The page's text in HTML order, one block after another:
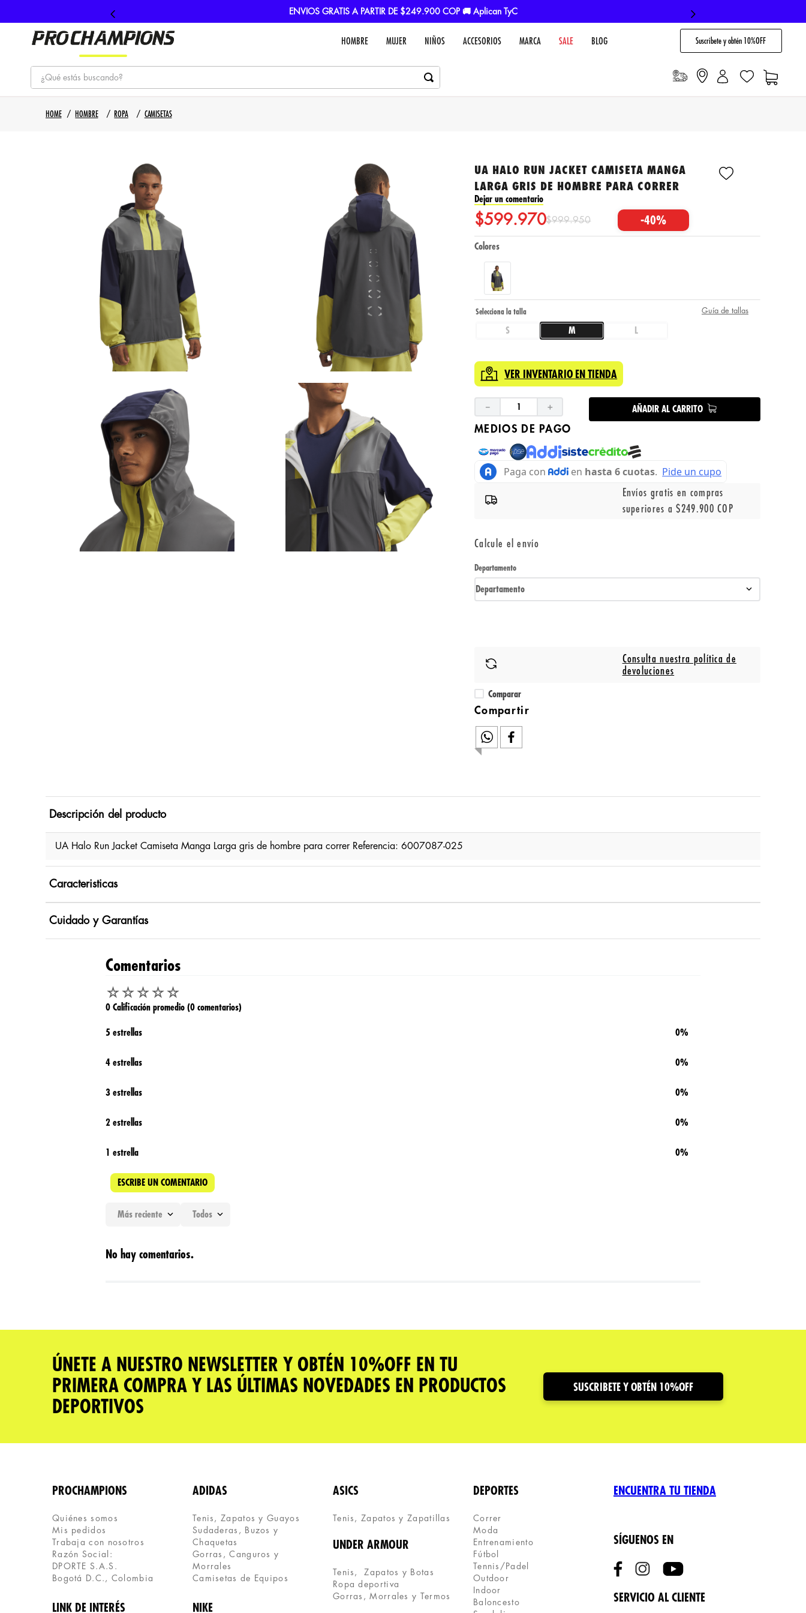
ENVIOS GRATIS A PARTIR DE $249.900 COP 🚚 Aplican TyC
HOMBRE MUJER NIÑOS ACCESORIOS MARCA SALE BLOG Suscribete y obtén 10%OFF
¿Qué estás buscando?
1. tenis
HOMBRE ROPA CAMISETAS
UA HALO RUN JACKET CAMISETA MANGA
LARGA GRIS DE HOMBRE PARA CORRER
Dejar un comentario
$599.970$999.950 -40%
Colores
S M L
Guía de tallas
VER INVENTARIO EN TIENDA
＋
－ AÑADIR AL CARRITO
MEDIOS DE PAGO
Envíos gratis en compras
superiores a $249.900 COP
Calcule el envío
Departamento
Departamento
Consulta nuestra política de
devoluciones
Comparar
Descripción del producto
UA Halo Run Jacket Camiseta Manga Larga gris de hombre para correr Referencia: 6007087-025
Caracteristicas
Cuidado y Garantías
Comentarios
☆☆☆☆☆
0 Calificación promedio (0 comentarios)
5 estrellas 0%
4 estrellas 0%
3 estrellas 0%
2 estrellas 0%
1 estrella 0%
ESCRIBE UN COMENTARIO
★★★★★
Dirección de email
ENVIAR COMENTARIO
Más reciente Todos
No hay comentarios.
ÚNETE A NUESTRO NEWSLETTER Y OBTÉN 10%OFF EN TU
PRIMERA COMPRA Y LAS ÚLTIMAS NOVEDADES EN PRODUCTOS
DEPORTIVOS
SUSCRIBETE Y OBTÉN 10%OFF
PROCHAMPIONS
Quiénes somos
Mis pedidos
Trabaja con nosotros
Razón Social:
DPORTE S.A.S.
Bogotá D.C., Colombia
LINK DE INTERÉS
ADIDAS
Tenis, Zapatos y Guayos
Sudaderas, Buzos y
Chaquetas
Gorras, Canguros y
Morrales
Camisetas de Equipos
NIKE
ASICS
Tenis, Zapatos y Zapatillas
UNDER ARMOUR
Tenis,  Zapatos y Botas
Ropa deportiva
Gorras, Morrales y Termos
DEPORTES
Correr
Moda
Entrenamiento
Fútbol
Tennis/Padel
Outdoor
Indoor
Baloncesto
ENCUENTRA TU TIENDA
SÍGUENOS EN
SERVICIO AL CLIENTE